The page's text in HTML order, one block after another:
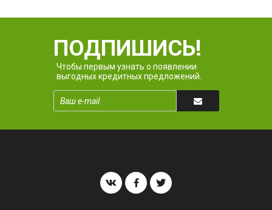
ПОДПИШИСЬ!
Чтобы первым узнать о появлении
выгодных кредитных предложений.